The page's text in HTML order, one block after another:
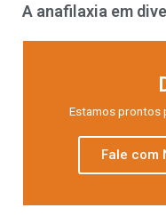
A anafilaxia em
Estamos prontos
Fale com